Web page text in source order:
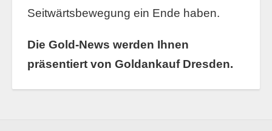
Seitwärtsbewegung ein Ende haben.
Die Gold-News werden Ihnen
präsentiert von Goldankauf Dresden.